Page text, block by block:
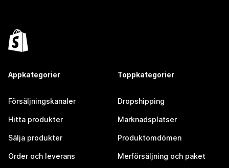
Appkategorier
Försäljningskanaler
Hitta produkter
Sälja produkter
Order och leverans
Toppkategorier
Dropshipping
Marknadsplatser
Produktomdömen
Merförsäljning och paket